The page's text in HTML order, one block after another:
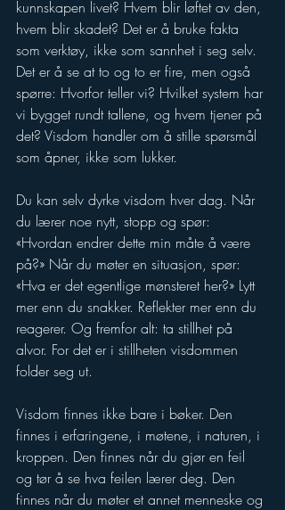
kunnskapen livet? Hvem blir løftet av den,
hvem blir skadet? Det er å bruke fakta
som verktøy, ikke som sannhet i seg selv.
Det er å se at to og to er fire, men også
spørre: Hvorfor teller vi? Hvilket system har
vi bygget rundt tallene, og hvem tjener på
det? Visdom handler om å stille spørsmål
som åpner, ikke som lukker.
Du kan selv dyrke visdom hver dag. Når
du lærer noe nytt, stopp og spør:
«Hvordan endrer dette min måte å være
på?» Når du møter en situasjon, spør:
«Hva er det egentlige mønsteret her?» Lytt
mer enn du snakker. Reflekter mer enn du
reagerer. Og fremfor alt: ta stillhet på
alvor. For det er i stillheten visdommen
folder seg ut.
Visdom finnes ikke bare i bøker. Den
finnes i erfaringene, i møtene, i naturen, i
kroppen. Den finnes når du gjør en feil
og tør å se hva feilen lærer deg. Den
finnes når du møter et annet menneske og